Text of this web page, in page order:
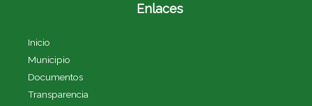
Enlaces
Inicio
Municipio
Documentos
Transparencia